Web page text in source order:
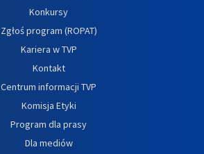
Konkursy
Zgłoś program (ROPAT)
Kariera w TVP
Kontakt
Centrum informacji TVP
Komisja Etyki
Program dla prasy
Dla mediów